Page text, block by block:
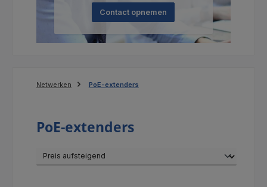
Contact opnemen
Netwerken PoE-extenders
PoE-extenders